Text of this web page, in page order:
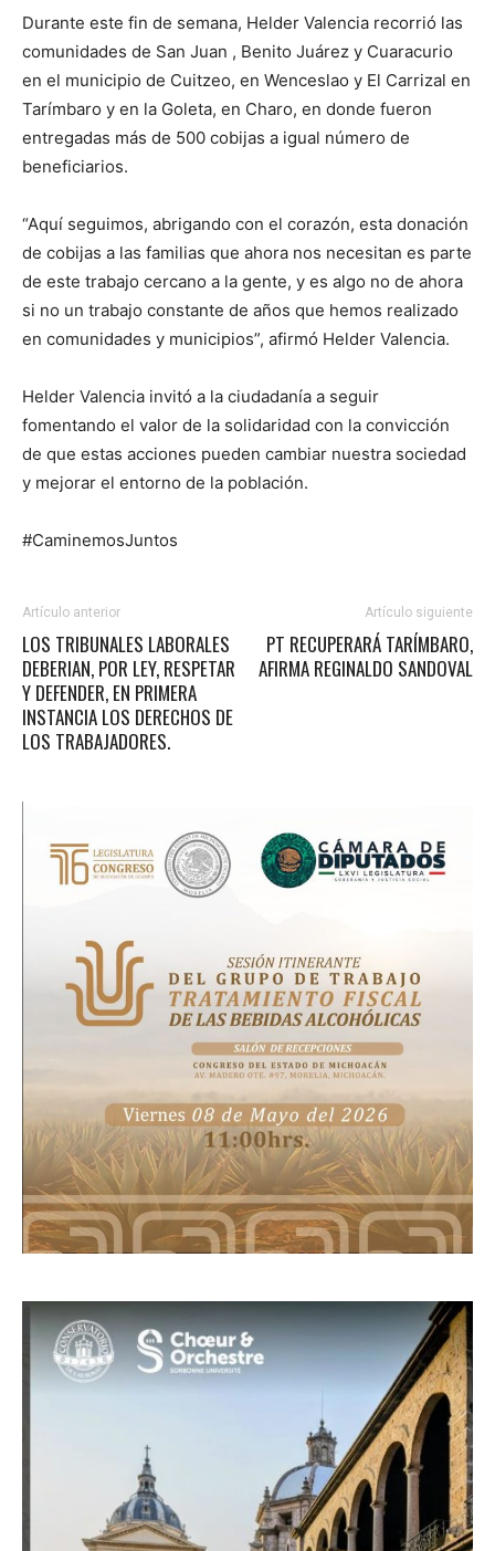
Durante este fin de semana, Helder Valencia recorrió las
comunidades de San Juan , Benito Juárez y Cuaracurio
en el municipio de Cuitzeo, en Wenceslao y El Carrizal en
Tarímbaro y en la Goleta, en Charo, en donde fueron
entregadas más de 500 cobijas a igual número de
beneficiarios.
“Aquí seguimos, abrigando con el corazón, esta donación
de cobijas a las familias que ahora nos necesitan es parte
de este trabajo cercano a la gente, y es algo no de ahora
si no un trabajo constante de años que hemos realizado
en comunidades y municipios”, afirmó Helder Valencia.
Helder Valencia invitó a la ciudadanía a seguir
fomentando el valor de la solidaridad con la convicción
de que estas acciones pueden cambiar nuestra sociedad
y mejorar el entorno de la población.
#CaminemosJuntos
Artículo anterior
LOS TRIBUNALES LABORALES
DEBERIAN, POR LEY, RESPETAR
Y DEFENDER, EN PRIMERA
INSTANCIA LOS DERECHOS DE
LOS TRABAJADORES.
Artículo siguiente
PT RECUPERARÁ TARÍMBARO,
AFIRMA REGINALDO SANDOVAL